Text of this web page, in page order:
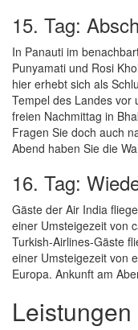
15. Tag:
In Panauti im
Punyamati und Rosi
hier erhebt sich als
Tempel des Landes vor
freien Nachmittag in
Fragen Sie doch auch
Abend haben Sie die
16. Tag:
Gäste der Air India
einer Umsteigezeit von
Turkish-Airlines-Gäste
einer Umsteigezeit von
Europa. Ankunft am
Leistungen